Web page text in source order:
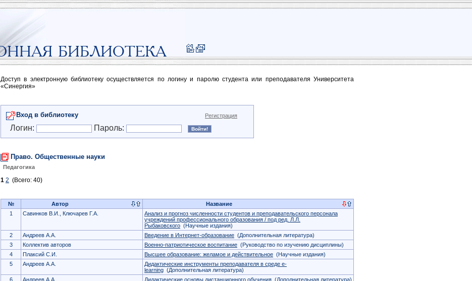
Доступ в электронную библиотеку осуществляется по логину и паролю студента или преподавателя Университета
«Синергия»
Вход в библиотеку Регистрация
Логин: Пароль:
Право. Общественные науки
Педагогика
1 2 (Всего: 40)
№ Автор
Название
1
Савинков В.И., Ключарев Г.А.
Анализ и прогноз численности студентов и преподавательского персонала
учреждений профессионального образования / под ред. Л.Л.
Рыбаковского (Научные издания)
2
Андреев А.А. Введение в Интернет-образование (Дополнительная литература)
3
Коллектив авторов Военно-патриотическое воспитание (Руководство по изучению дисциплины)
4
Плаксий С.И. Высшее образование: желамое и действительное (Научные издания)
5
Андреев А.А.
Дидактические инструменты преподавателя в среде e-
learning (Дополнительная литература)
6
Андреев А.А. Дидактические основы дистанционного обучения (Дополнительная литература)